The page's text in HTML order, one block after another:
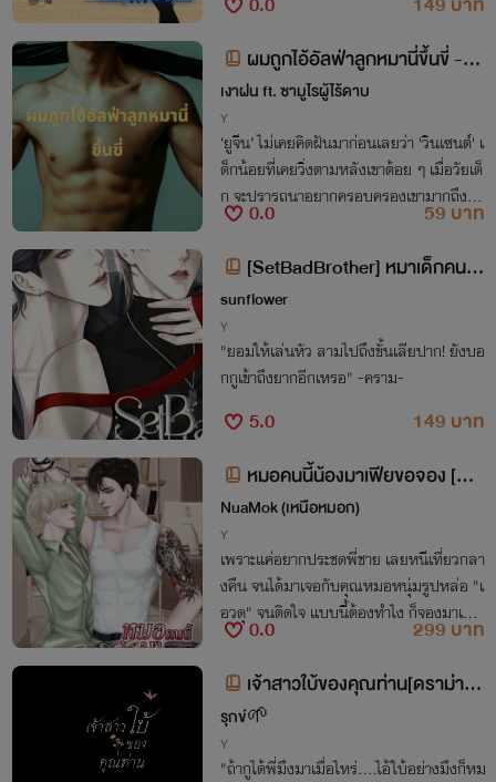
ผมถูกไอ้อัลฟ่าลูกหมานี่ขึ้นขี่ -
[Omegaverse] - PWP
เงาฝน ft. ซามูไรผู้ไร้ดาบ
Y
‘ยูจีน’ ไม่เคยคิดฝันมาก่อนเลยว่า 'วินเซนต์' เ
ด็กน้อยที่เคยวิ่งตามหลังเขาต้อย ๆ เมื่อวัยเด็
ก จะปรารถนาอยากครอบครองเขามากถึงเพี
ยงนี้ วินเซนต์ “อย่าเสียใจไปเลยครับ ผมจะ
ทำให้พี่ลืมไอ้ผัวเก่าเฮงซวยนั่นเอง”
0.0
59 บาท
[SetBadBrother] หมาเด็กคนนี้
พี่ครามจอง[Mpreg] [สงคราม+ไต้ฝุ่
น]
sunflower
Y
"ยอมให้เล่นหัว ลามไปถึงขั้นเลียปาก! ยังบอ
กกูเข้าถึงยากอีกเหรอ" -คราม-
5.0
149 บาท
หมอคนนี้น้องมาเฟียขอจอง [Mp
reg] [เอกxนิค]
NuaMok (เหนือหมอก)
Y
เพราะแค่อยากประชดพี่ชาย เลยหนีเที่ยวกลา
งคืน จนได้มาเจอกับคุณหมอหนุ่มรูปหล่อ "เ
อวดุ" จนติดใจ แบบนี้ต้องทำไง ก็จองมาเป็น
ของน้องมาเฟียคนนี้เลยก็สิ้นเรื่อง
0.0
299 บาท
เจ้าสาวใบ้ของคุณท่าน[ดราม่า,ท้
องได้]
รุกข์🌱
Y
"ถ้ากูได้พี่มึงมาเมื่อไหร่....ไอ้ใบ้อย่างมึงก็หม